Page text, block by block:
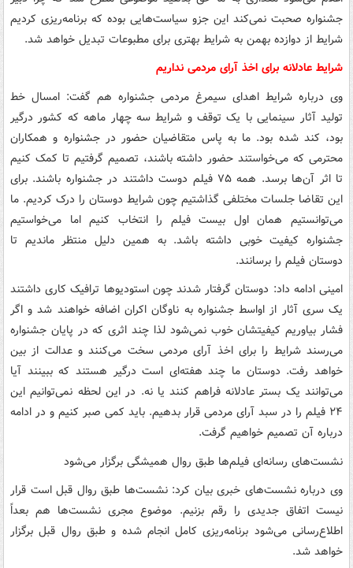
جشنواره صحبت نمی‌کند این جزو سیاست‌هایی بوده که برنامه‌ریزی کردیم
شرایط از دوازده بهمن به شرایط بهتری برای مطبوعات تبدیل خواهد شد.
شرایط عادلانه برای اخذ آرای مردمی نداریم
وی درباره شرایط اهدای سیمرغ مردمی جشنواره هم گفت: امسال خط
تولید آثار سینمایی با یک توقف و شرایط سه چهار ماهه که کشور درگیر
بود، کند شده بود. ما به پاس متقاضیان حضور در جشنواره و همکاران
محترمی که می‌خواستند حضور داشته باشند، تصمیم گرفتیم تا کمک کنیم
تا اثر آن‌ها برسد. همه ۷۵ فیلم دوست داشتند در جشنواره باشند. برای
این تقاضا جلسات مختلفی گذاشتیم چون شرایط دوستان را درک کردیم. ما
می‌توانستیم همان اول بیست فیلم را انتخاب کنیم اما می‌خواستیم
جشنواره کیفیت خوبی داشته باشد. به همین دلیل منتظر ماندیم تا
دوستان فیلم را برسانند.
امینی ادامه داد: دوستان گرفتار شدند چون استودیوها ترافیک کاری داشتند
یک سری آثار از اواسط جشنواره به ناوگان اکران اضافه خواهند شد و اگر
فشار بیاوریم کیفیتشان خوب نمی‌شود لذا چند اثری که در پایان جشنواره
می‌رسند شرایط را برای اخذ آرای مردمی سخت می‌کنند و عدالت از بین
خواهد رفت. دوستان ما چند هفته‌ای است درگیر هستند که ببینند آیا
می‌توانند یک بستر عادلانه فراهم کنند یا نه. در این لحظه نمی‌توانیم این
۲۴ فیلم را در سبد آرای مردمی قرار بدهیم. باید کمی صبر کنیم و در ادامه
درباره آن تصمیم خواهیم گرفت.
نشست‌های رسانه‌ای فیلم‌ها طبق روال همیشگی برگزار می‌شود
وی درباره نشست‌های خبری بیان کرد: نشست‌ها طبق روال قبل است قرار
نیست اتفاق جدیدی را رقم بزنیم. موضوع مجری نشست‌ها هم بعداً
اطلاع‌رسانی می‌شود برنامه‌ریزی کامل انجام شده و طبق روال قبل برگزار
خواهد شد.